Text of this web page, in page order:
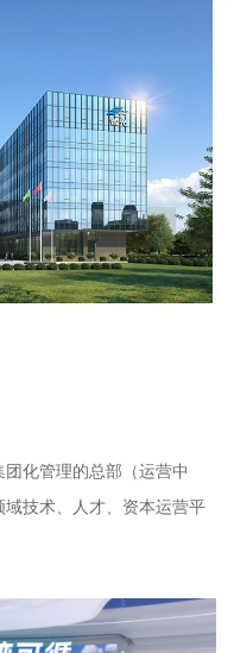
化管理的总部（运营中
术、人才、资本运营平